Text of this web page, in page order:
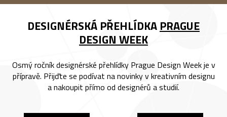
DESIGNÉRSKÁ PŘEHLÍDKA PRAGUE
DESIGN WEEK
Osmý ročník designérské přehlídky Prague Design Week je v
přípravě. Přijďte se podívat na novinky v kreativním designu
a nakoupit přímo od designérů a studií.